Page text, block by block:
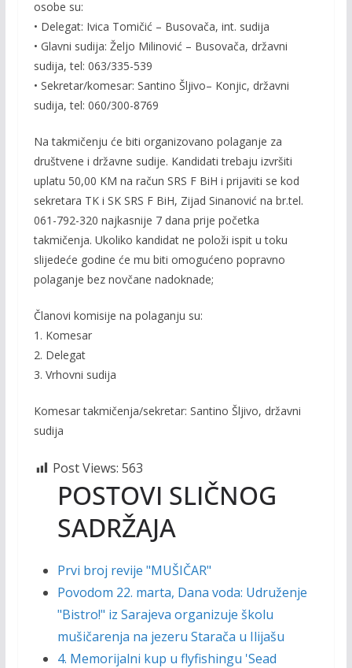
osobe su:
• Delegat: Ivica Tomičić – Busovača, int. sudija
• Glavni sudija: Željo Milinović – Busovača, državni
sudija, tel: 063/335-539
• Sekretar/komesar: Santino Šljivo– Konjic, državni
sudija, tel: 060/300-8769
Na takmičenju će biti organizovano polaganje za
društvene i državne sudije. Kandidati trebaju izvršiti
uplatu 50,00 KM na račun SRS F BiH i prijaviti se kod
sekretara TK i SK SRS F BiH, Zijad Sinanović na br.tel.
061-792-320 najkasnije 7 dana prije početka
takmičenja. Ukoliko kandidat ne položi ispit u toku
slijedeće godine će mu biti omogućeno popravno
polaganje bez novčane nadoknade;
Članovi komisije na polaganju su:
1. Komesar
2. Delegat
3. Vrhovni sudija
Komesar takmičenja/sekretar: Santino Šljivo, državni
sudija
Post Views: 563
POSTOVI SLIČNOG
SADRŽAJA
Prvi broj revije "MUŠIČAR"
Povodom 22. marta, Dana voda: Udruženje
"Bistro!" iz Sarajeva organizuje školu
mušičarenja na jezeru Starača u Ilijašu
4. Memorijalni kup u flyfishingu 'Sead